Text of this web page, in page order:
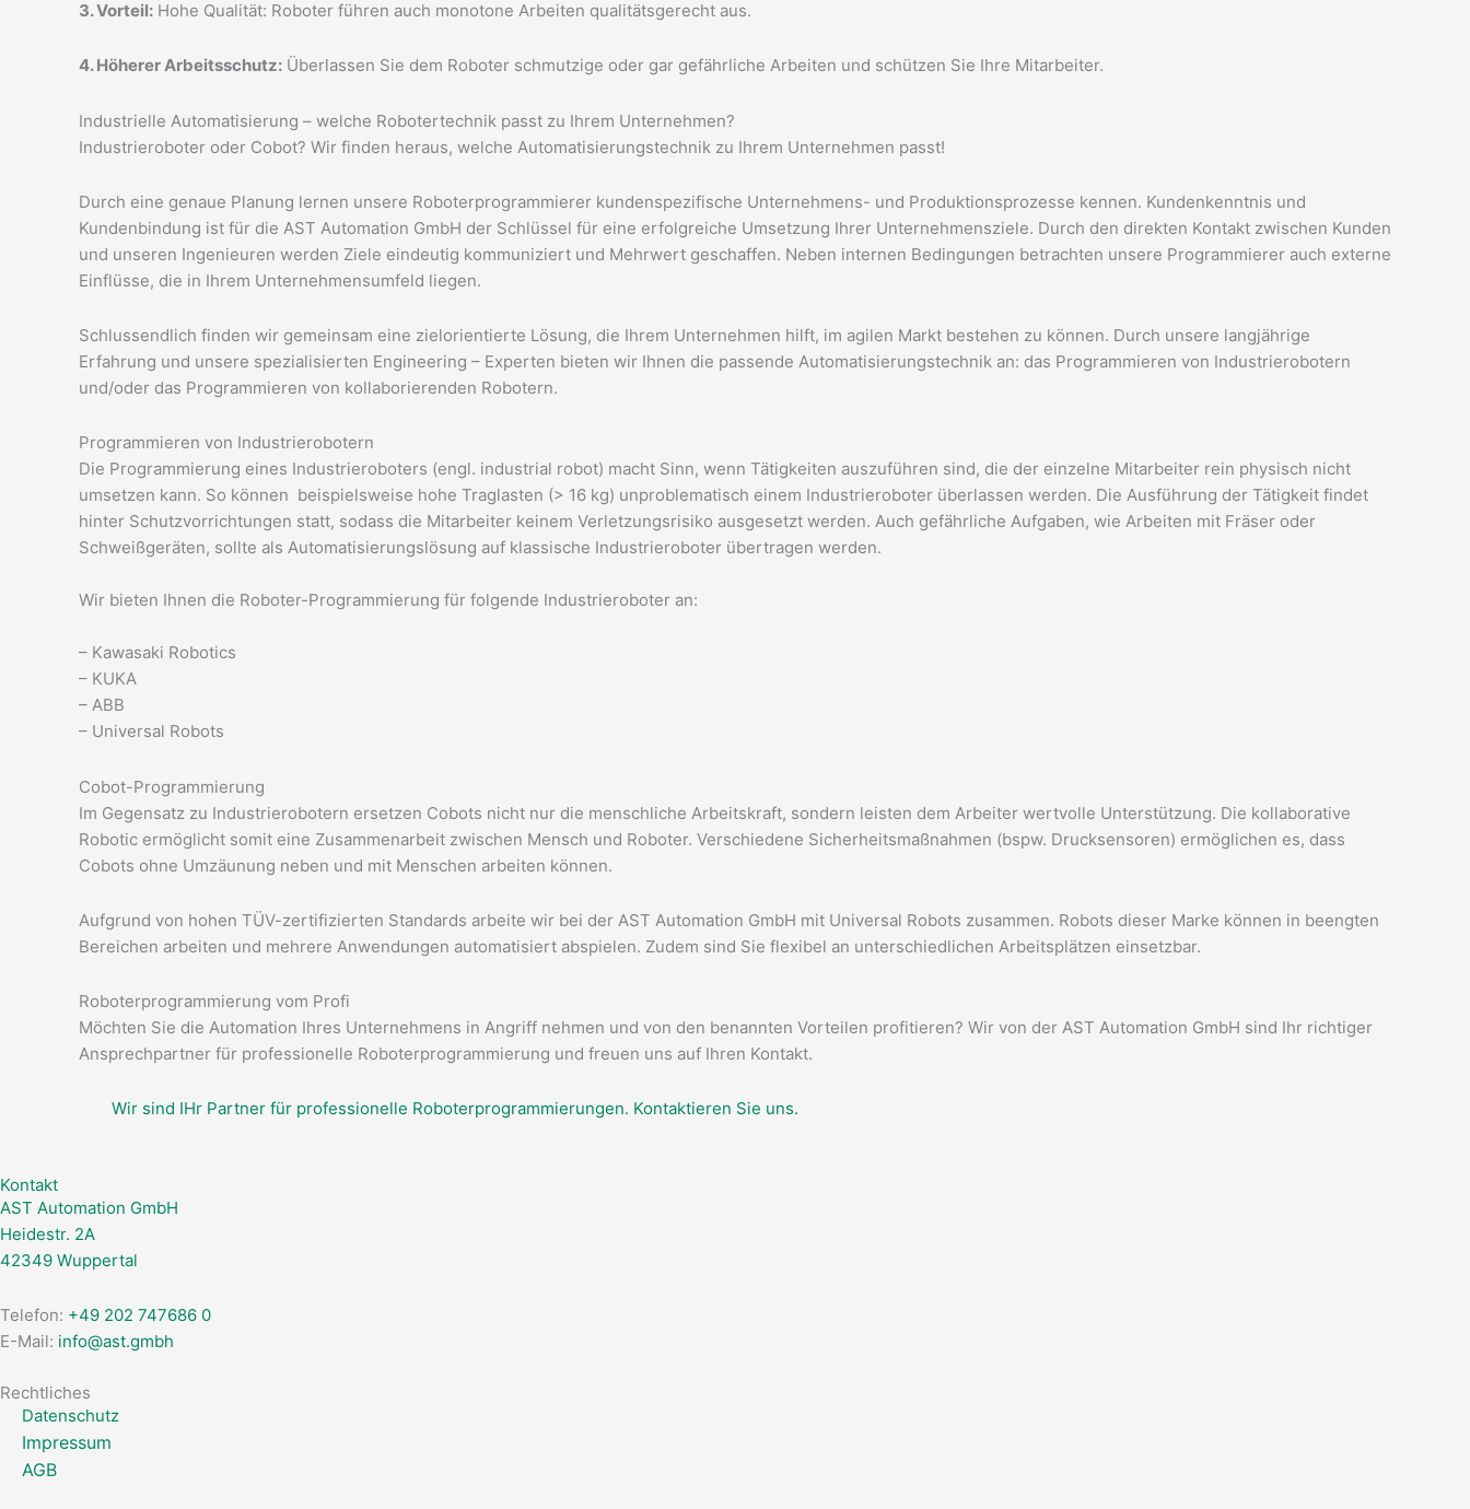
3. Vorteil: Hohe Qualität: Roboter führen auch monotone Arbeiten qualitätsgerecht aus.
4. Höherer Arbeitsschutz: Überlassen Sie dem Roboter schmutzige oder gar gefährliche Arbeiten und schützen Sie Ihre Mitarbeiter.
Industrielle Automatisierung – welche Robotertechnik passt zu Ihrem Unternehmen?
Industrieroboter oder Cobot? Wir finden heraus, welche Automatisierungstechnik zu Ihrem Unternehmen passt!
Durch eine genaue Planung lernen unsere Roboterprogrammierer kundenspezifische Unternehmens- und Produktionsprozesse kennen. Kundenkenntnis und
Kundenbindung ist für die AST Automation GmbH der Schlüssel für eine erfolgreiche Umsetzung Ihrer Unternehmensziele. Durch den direkten Kontakt zwischen Kunden
und unseren Ingenieuren werden Ziele eindeutig kommuniziert und Mehrwert geschaffen. Neben internen Bedingungen betrachten unsere Programmierer auch externe
Einflüsse, die in Ihrem Unternehmensumfeld liegen.
Schlussendlich finden wir gemeinsam eine zielorientierte Lösung, die Ihrem Unternehmen hilft, im agilen Markt bestehen zu können. Durch unsere langjährige
Erfahrung und unsere spezialisierten Engineering – Experten bieten wir Ihnen die passende Automatisierungstechnik an: das Programmieren von Industrierobotern
und/oder das Programmieren von kollaborierenden Robotern.
Programmieren von Industrierobotern
Die Programmierung eines Industrieroboters (engl. industrial robot) macht Sinn, wenn Tätigkeiten auszuführen sind, die der einzelne Mitarbeiter rein physisch nicht
umsetzen kann. So können beispielsweise hohe Traglasten (> 16 kg) unproblematisch einem Industrieroboter überlassen werden. Die Ausführung der Tätigkeit findet
hinter Schutzvorrichtungen statt, sodass die Mitarbeiter keinem Verletzungsrisiko ausgesetzt werden. Auch gefährliche Aufgaben, wie Arbeiten mit Fräser oder
Schweißgeräten, sollte als Automatisierungslösung auf klassische Industrieroboter übertragen werden.
Wir bieten Ihnen die Roboter-Programmierung für folgende Industrieroboter an:
– Kawasaki Robotics
– KUKA
– ABB
– Universal Robots
Cobot-Programmierung
Im Gegensatz zu Industrierobotern ersetzen Cobots nicht nur die menschliche Arbeitskraft, sondern leisten dem Arbeiter wertvolle Unterstützung. Die kollaborative
Robotic ermöglicht somit eine Zusammenarbeit zwischen Mensch und Roboter. Verschiedene Sicherheitsmaßnahmen (bspw. Drucksensoren) ermöglichen es, dass
Cobots ohne Umzäunung neben und mit Menschen arbeiten können.
Aufgrund von hohen TÜV-zertifizierten Standards arbeite wir bei der AST Automation GmbH mit Universal Robots zusammen. Robots dieser Marke können in beengten
Bereichen arbeiten und mehrere Anwendungen automatisiert abspielen. Zudem sind Sie flexibel an unterschiedlichen Arbeitsplätzen einsetzbar.
Roboterprogrammierung vom Profi
Möchten Sie die Automation Ihres Unternehmens in Angriff nehmen und von den benannten Vorteilen profitieren? Wir von der AST Automation GmbH sind Ihr richtiger
Ansprechpartner für professionelle Roboterprogrammierung und freuen uns auf Ihren Kontakt.
Wir sind IHr Partner für professionelle Roboterprogrammierungen. Kontaktieren Sie uns.
Kontakt
AST Automation GmbH
Heidestr. 2A
42349 Wuppertal
Telefon: +49 202 747686 0
E-Mail: info@ast.gmbh
Rechtliches
Datenschutz
Impressum
AGB